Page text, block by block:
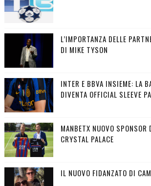
L’IMPORTANZA DELLE
DI MIKE TYSON
INTER E BBVA INSIEME: LA
DIVENTA OFFICIAL SLEEVE
MANBETX NUOVO SPONSOR
CRYSTAL PALACE
IL NUOVO FIDANZATO DI